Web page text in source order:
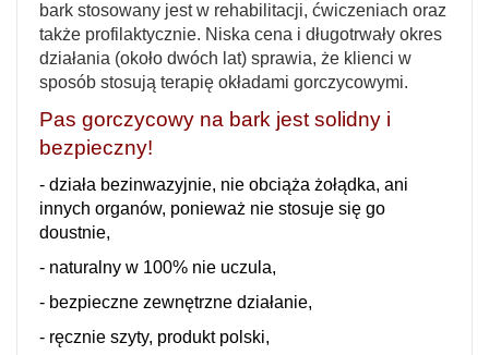
bark stosowany jest w rehabilitacji, ćwiczeniach oraz
także profilaktycznie. Niska cena i długotrwały okres
działania (około dwóch lat) sprawia, że klienci w
sposób stosują terapię okładami gorczycowymi.
Pas gorczycowy na bark jest solidny i
bezpieczny!
- działa bezinwazyjnie, nie obciąża żołądka, ani
innych organów, ponieważ nie stosuje się go
doustnie,
- naturalny w 100% nie uczula,
- bezpieczne zewnętrzne działanie,
- ręcznie szyty, produkt polski,